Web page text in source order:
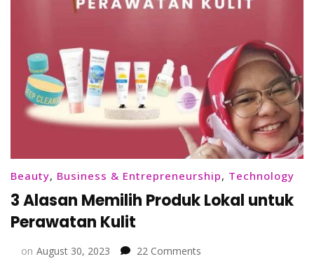
Beauty, Business & Entrepreneurship, Technology
3 Alasan Memilih Produk Lokal untuk
Perawatan Kulit
on August 30, 2023 22 Comments